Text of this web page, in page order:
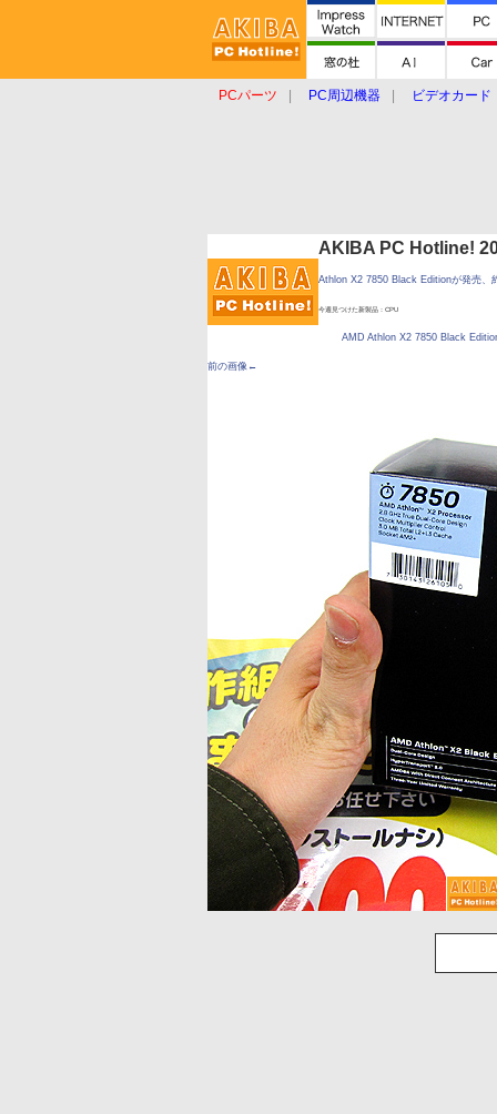
PCパーツ PC周辺機器
ビデオカード
AKIBA PC Hotline!
Athlon X2 7850 Black Editionが発売、
今週見つけた新製品：CPU
AMD Athlon X2 7850 Black
前の画像←